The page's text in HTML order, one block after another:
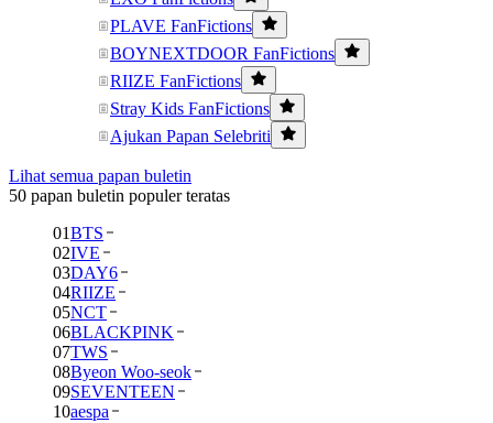
PLAVE FanFictions
BOYNEXTDOOR FanFictions
RIIZE FanFictions
Stray Kids FanFictions
Ajukan Papan Selebriti
Lihat semua papan buletin
50 papan buletin populer teratas
01BTS
02IVE
03DAY6
04RIIZE
05NCT
06BLACKPINK
07TWS
08Byeon Woo-seok
09SEVENTEEN
10aespa